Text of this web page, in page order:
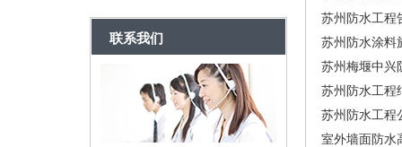
联系我们
苏州防水工程
苏州防水涂料
苏州梅堰中兴
苏州防水工程
苏州防水工程
室外墙面防水